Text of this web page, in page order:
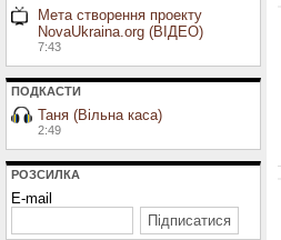
Мета створення проекту
NovaUkraina.org (ВІДЕО)
7:43
ПОДКАСТИ
Таня (Вільна каса)
2:49
РОЗСИЛКА
E-mail